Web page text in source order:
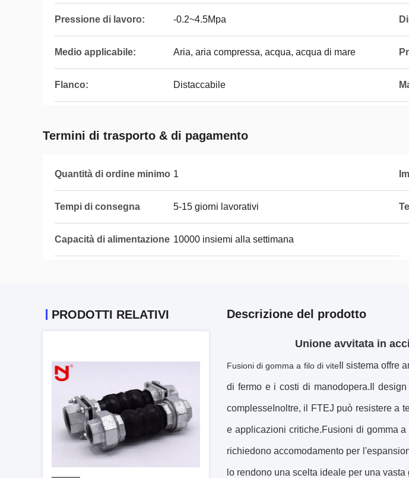
Pressione di lavoro: -0.2~4.5Mpa
Medio applicabile: Aria, aria compressa, acqua, acqua di mare
Flanco: Distaccabile
Termini di trasporto & di pagamento
Quantità di ordine minimo 1
Tempi di consegna 5-15 giorni lavorativi
Capacità di alimentazione 10000 insiemi alla settimana
PRODOTTI RELATIVI Descrizione del prodotto
Unione avvitata in
Fusioni di gomma a filo di viteIl sistema offre
di fermo e i costi di manodopera.Il
complesseInoltre, il FTEJ può resistere a
e applicazioni critiche.Fusioni di gomma
richiedono accomodamento per
lo rendono una scelta ideale per una